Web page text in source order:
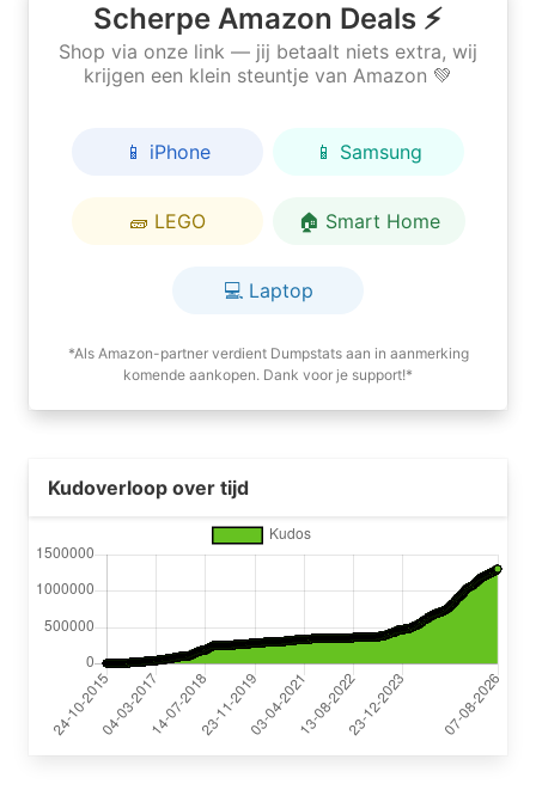
Scherpe Amazon Deals ⚡
Shop via onze link — jij betaalt niets extra, wij
krijgen een klein steuntje van Amazon 💚
📱 iPhone 📱 Samsung
🧱 LEGO 🏠 Smart Home
💻 Laptop
*Als Amazon-partner verdient Dumpstats aan in aanmerking
komende aankopen. Dank voor je support!*
Kudoverloop over tijd